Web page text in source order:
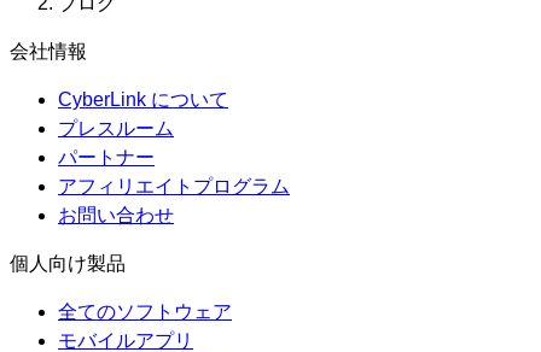
会社情報
CyberLink について
プレスルーム
パートナー
アフィリエイトプログラム
お問い合わせ
個人向け製品
全てのソフトウェア
モバイルアプリ